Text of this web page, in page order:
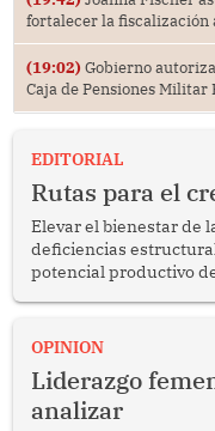
fortalecer la fiscalización
(19:02) Gobierno
Caja de Pensiones Militar
EDITORIAL
Rutas para el
Elevar el bienestar de
deficiencias
potencial productivo
OPINION
Liderazgo
analizar